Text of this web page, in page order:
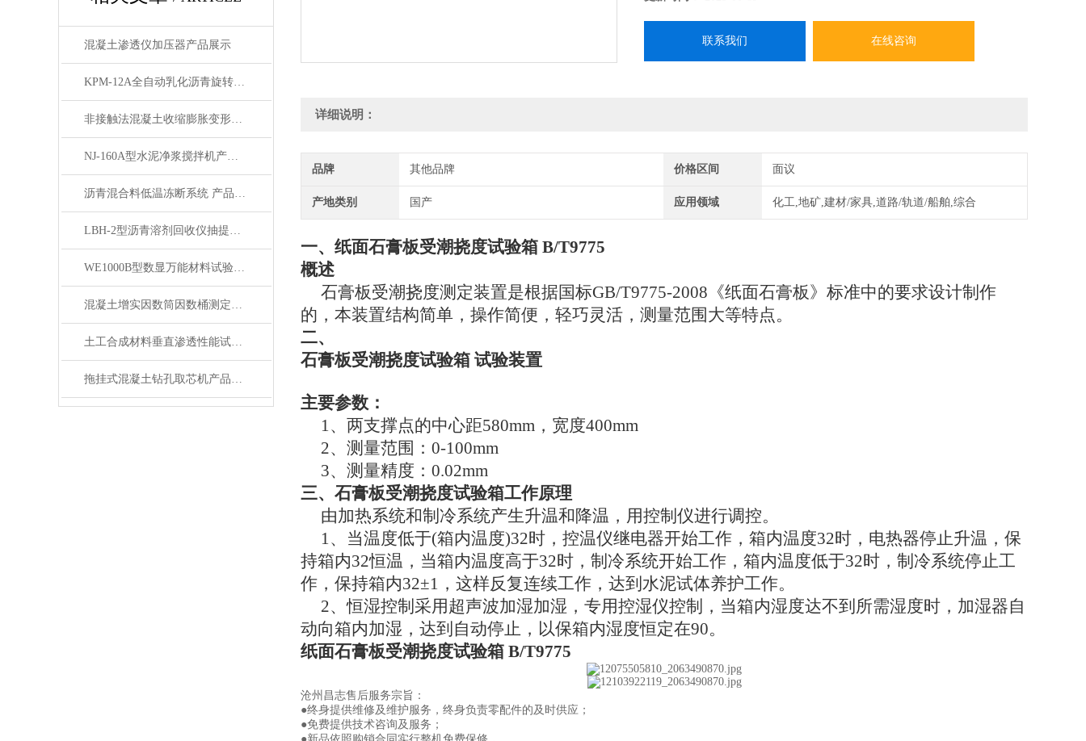
混凝土渗透仪加压器产品展示
KPM-12A全自动乳化沥青旋转瓶磨耗试验仪展示
非接触法混凝土收缩膨胀变形测定仪产品展示
NJ-160A型水泥净浆搅拌机产品展示
沥青混合料低温冻断系统 产品展示
LBH-2型沥青溶剂回收仪抽提三氯乙烯回收机产品展示
WE1000B型数显万能材料试验机产品展示
混凝土增实因数筒因数桶测定仪产品展示
土工合成材料垂直渗透性能试验仪产品简介
拖挂式混凝土钻孔取芯机产品展示
联系我们 在线咨询
详细说明：
品牌 其他品牌 价格区间 面议
产地类别 国产 应用领域 化工,地矿,建材/家具,道路/轨道/船舶,综合
一、 纸面石膏板受潮挠度试验箱 B/T9775
概述
石膏板受潮挠度测定装置是根据国标GB/T9775-2008《纸面石膏板》标准中的要求设计制作
的，本装置结构简单，操作简便，轻巧灵活，测量范围大等特点。
二、
石膏板受潮挠度试验箱 试验装置
主要参数：
1、两支撑点的中心距580mm，宽度400mm
2、测量范围：0-100mm
3、测量精度：0.02mm
三、石膏板受潮挠度试验箱工作原理
由加热系统和制冷系统产生升温和降温，用控制仪进行调控。
1、当温度低于(箱内温度)32时，控温仪继电器开始工作，箱内温度32时，电热器停止升温，保
持箱内32恒温，当箱内温度高于32时，制冷系统开始工作，箱内温度低于32时，制冷系统停止工
作，保持箱内32±1，这样反复连续工作，达到水泥试体养护工作。
2、恒湿控制采用超声波加湿加湿，专用控湿仪控制，当箱内湿度达不到所需湿度时，加湿器自
动向箱内加湿，达到自动停止，以保箱内湿度恒定在90。
纸面石膏板受潮挠度试验箱 B/T9775
沧州昌志售后服务宗旨：
●终身提供维修及维护服务，终身负责零配件的及时供应；
●免费提供技术咨询及服务；